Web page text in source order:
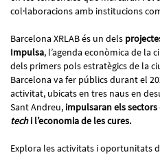
col·laboracions amb institucions com
Barcelona XRLAB és un dels
Impulsa, l’agenda econòmica de la
dels primers pols estratègics de la
Barcelona va fer públics durant el
activitat, ubicats en tres naus en
Sant Andreu, impulsaran els sectors
techi l’economia de les cures.
Explora les activitats i oportunitats